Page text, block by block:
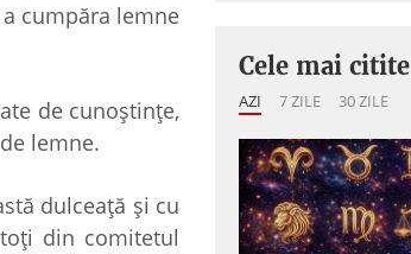
cumpăra lemne
de cunoştinţe,
lemne.
dulceaţă şi cu
din comitetul
Cele mai citite
AZI 7 ZILE 30 ZILE